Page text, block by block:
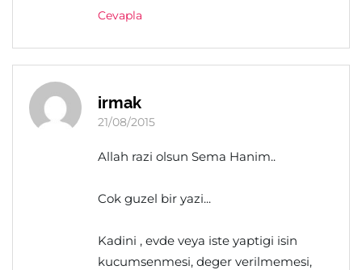
Cevapla
irmak
21/08/2015
Allah razi olsun Sema Hanim..
Cok guzel bir yazi...
Kadini , evde veya iste yaptigi isin
kucumsenmesi, deger verilmemesi,